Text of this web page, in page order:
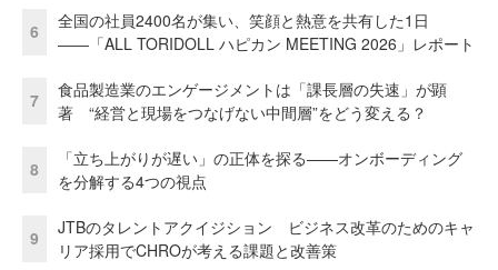
6
全国の社員2400名が集い、笑顔と熱意を共有した1日
――「ALL TORIDOLL ハピカン MEETING 2026」レポート
7
食品製造業のエンゲージメントは「課長層の失速」が顕
著 “経営と現場をつなげない中間層”をどう変える？
8
「立ち上がりが遅い」の正体を探る——オンボーディング
を分解する4つの視点
9
JTBのタレントアクイジション ビジネス改革のためのキャ
リア採用でCHROが考える課題と改善策